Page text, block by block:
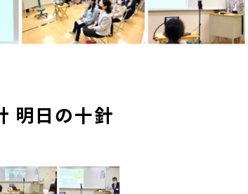
明日の十針